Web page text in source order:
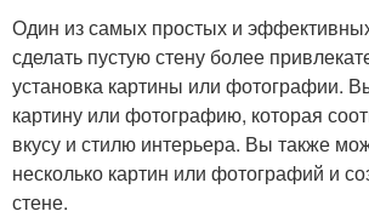
Один из самых простых и
сделать пустую стену более
установка картины или фотографии.
картину или фотографию, которая
вкусу и стилю интерьера. Вы также
несколько картин или фотографий и
стене.